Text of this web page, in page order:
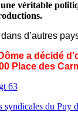
véritable
d’autres
a décidé
Place des
63
syndicales du Puy